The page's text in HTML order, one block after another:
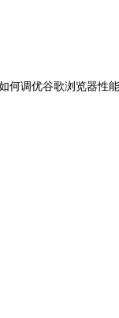
何调优谷歌浏览器性